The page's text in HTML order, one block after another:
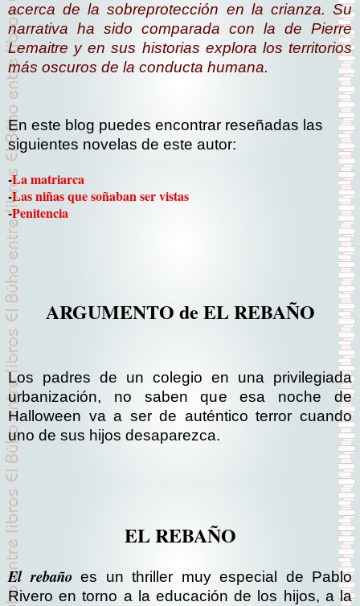
acerca de la sobreprotección en la crianza. Su
narrativa ha sido comparada con la de Pierre
Lemaitre y en sus historias explora los territorios
más oscuros de la conducta humana.
En este blog puedes encontrar reseñadas las
siguientes novelas de este autor:
-La matriarca
-Las niñas que soñaban ser vistas
-Penitencia
ARGUMENTO de EL REBAÑO
Los padres de un colegio en una privilegiada
urbanización, no saben que esa noche de
Halloween va a ser de auténtico terror cuando
uno de sus hijos desaparezca.
EL REBAÑO
El rebañoes un thriller muy especial de Pablo
Rivero en torno a la educación de los hijos, a la